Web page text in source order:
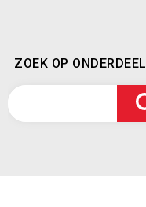
ZOEK OP ONDERDEEL